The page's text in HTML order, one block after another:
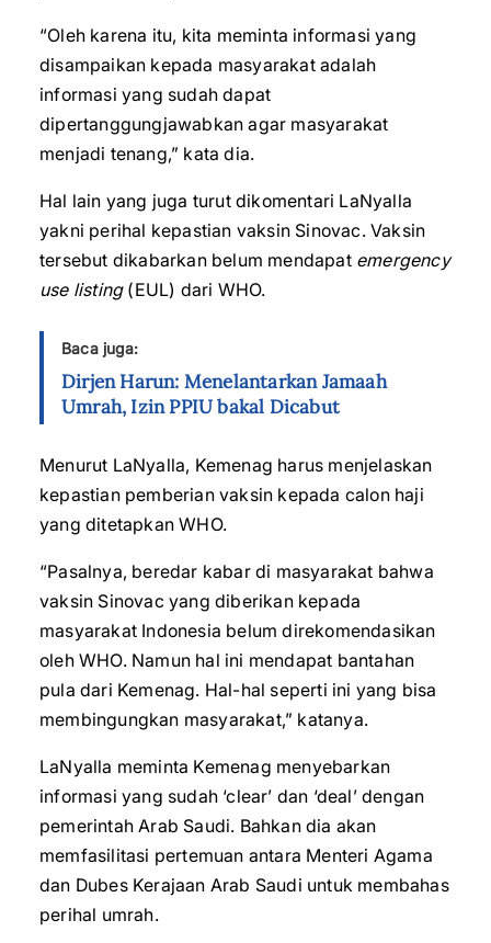
“Oleh karena itu, kita meminta informasi yang
disampaikan kepada masyarakat adalah
informasi yang sudah dapat
dipertanggungjawabkan agar masyarakat
menjadi tenang,” kata dia.
Hal lain yang juga turut dikomentari LaNyalla
yakni perihal kepastian vaksin Sinovac. Vaksin
tersebut dikabarkan belum mendapat emergency
use listing(EUL) dari WHO.
Baca juga:
Dirjen Harun: Menelantarkan Jamaah
Umrah, Izin PPIU bakal Dicabut
Menurut LaNyalla, Kemenag harus menjelaskan
kepastian pemberian vaksin kepada calon haji
yang ditetapkan WHO.
“Pasalnya, beredar kabar di masyarakat bahwa
vaksin Sinovac yang diberikan kepada
masyarakat Indonesia belum direkomendasikan
oleh WHO. Namun hal ini mendapat bantahan
pula dari Kemenag. Hal-hal seperti ini yang bisa
membingungkan masyarakat,” katanya.
LaNyalla meminta Kemenag menyebarkan
informasi yang sudah ‘clear’ dan ‘deal’ dengan
pemerintah Arab Saudi. Bahkan dia akan
memfasilitasi pertemuan antara Menteri Agama
dan Dubes Kerajaan Arab Saudi untuk membahas
perihal umrah.